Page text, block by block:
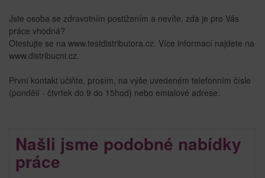
Jste osoba se zdravotním postižením a nevíte, zda je pro Vás
práce vhodná?
Otestujte se na www.testdistributora.cz. Více informací najdete na
www.distribucni.cz.
První kontakt učiňte, prosím, na výše uvedeném telefonním čísle
(pondělí - čtvrtek do 9 do 15hod) nebo emialové adrese.
Našli jsme podobné nabídky
práce